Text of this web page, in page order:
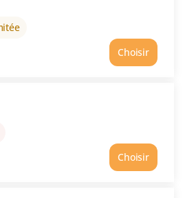
Choisir
Choisir